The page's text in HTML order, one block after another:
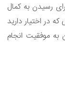
رسیدن به کمال
در اختیار دارید
به موفقیت انجام